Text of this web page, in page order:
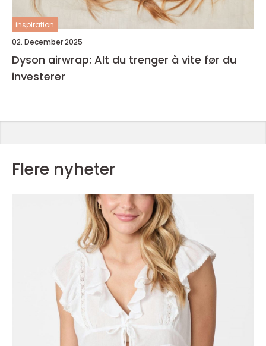
inspiration
02. December 2025
Dyson airwrap: Alt du trenger å vite før du
investerer
Flere nyheter